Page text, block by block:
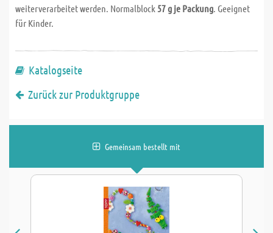
weiterverarbeitet werden. Normalblock 57 g je Packung. Geeignet
für Kinder.
Katalogseite
Zurück zur Produktgruppe
Gemeinsam bestellt mit